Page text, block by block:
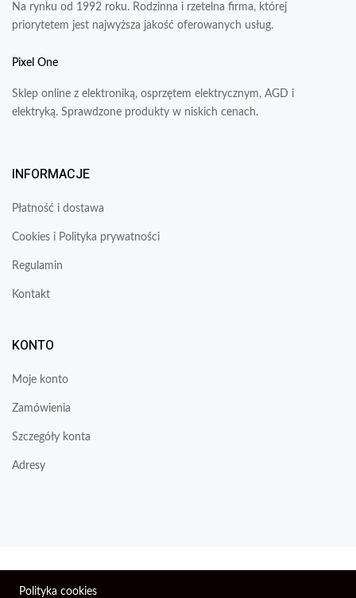
Na rynku od 1992 roku. Rodzinna i rzetelna firma, której
priorytetem jest najwyższa jakość oferowanych usług.
Pixel One
Sklep online z elektroniką, osprzętem elektrycznym, AGD i
elektryką. Sprawdzone produkty w niskich cenach.
INFORMACJE
Płatność i dostawa
Cookies i Polityka prywatności
Regulamin
Kontakt
KONTO
Moje konto
Zamówienia
Szczegóły konta
Adresy
Wszelkie prawa zastrzeżone © 2026 | Firma Elektroniczna
Polityka cookies